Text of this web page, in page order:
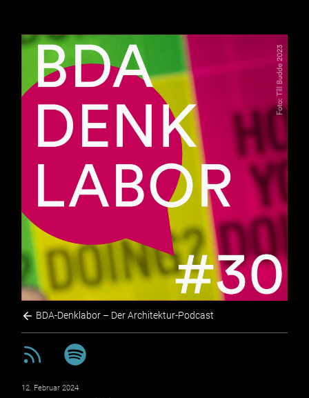
BDA-Denklabor – Der Architektur-Podcast
12. Februar 2024